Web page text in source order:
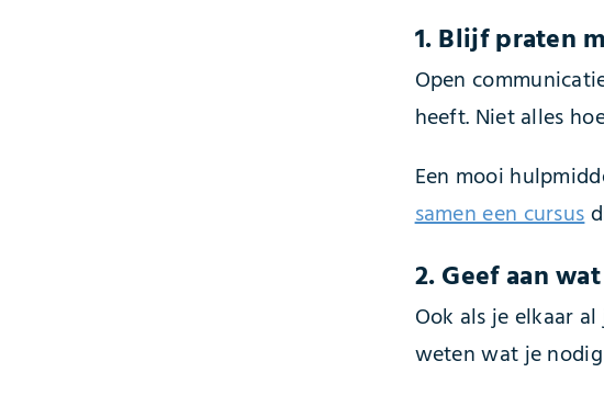
1. Blijf praten
Open
heeft. Niet alles
Een mooi
samen een cursus
2. Geef aan
Ook als je elkaar
weten wat je